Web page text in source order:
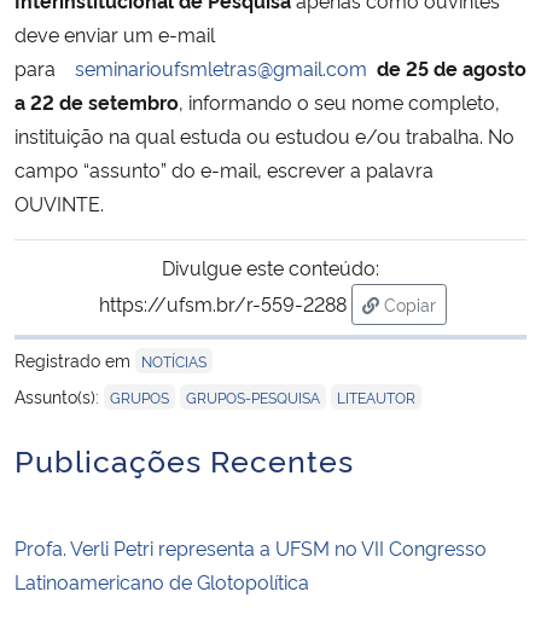
deve enviar um e-mail
para
seminarioufsmletras@gmail.com de 25 de agosto
a 22 de setembro, informando o seu nome completo,
instituição na qual estuda ou estudou e/ou trabalha. No
campo “assunto” do e-mail, escrever a palavra
OUVINTE.
Divulgue este conteúdo:
https://ufsm.br/r-559-2288
Copiar
para área de
Registrado em
NOTÍCIAS
Assunto(s): GRUPOS GRUPOS-PESQUISA LITEAUTOR
Publicações Recentes
Profa. Verli Petri representa a UFSM no VII Congresso
Latinoamericano de Glotopolítica